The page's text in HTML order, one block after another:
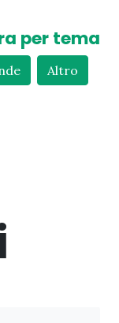
per tema
Altro